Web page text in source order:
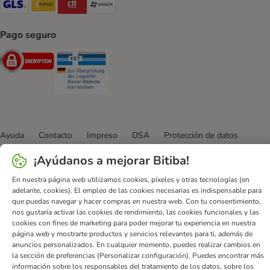
Pago seguro
Security
Ayuda Contacto Impreso DSA
Protección de datos
Condiciones comerciales generales
Newsletter
Gastos de envío y plazos de entrega
Formas de pago
Formulario de desistimiento
Programa de fidelización
App bitiba
Programa de afiliados
Gestión de residuos
bitiba GmbH 2026
¡Ayúdanos a mejorar Bitiba!
En nuestra página web utilizamos cookies, píxeles y otras tecnologías (en
adelante, cookies). El empleo de las cookies necesarias es indispensable para
que puedas navegar y hacer compras en nuestra web. Con tu consentimiento,
nos gustaría activar las cookies de rendimiento, las cookies funcionales y las
cookies con fines de marketing para poder mejorar tu experiencia en nuestra
página web y mostrarte productos y servicios relevantes para ti, además de
anuncios personalizados. En cualquier momento, puedes realizar cambios en
la sección de preferencias (Personalizar configuración). Puedes encontrar más
información sobre los responsables del tratamiento de los datos, sobre los